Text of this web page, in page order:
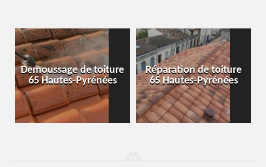
Demoussage de toiture
65 Hautes-Pyrénées
Réparation de toiture
65 Hautes-Pyrénées